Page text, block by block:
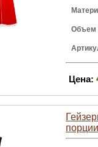
Объем
Цена: